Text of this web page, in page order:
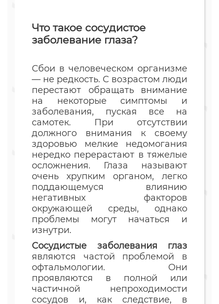
Что такое сосудистое
заболевание глаза?
Сбои в человеческом организме
— не редкость. С возрастом люди
перестают обращать внимание
на некоторые симптомы и
заболевания, пуская все на
самотек. При отсутствии
должного внимания к своему
здоровью мелкие недомогания
нередко перерастают в тяжелые
осложнения. Глаза называют
очень хрупким органом, легко
поддающемуся влиянию
негативных факторов
окружающей среды, однако
проблемы могут начаться и
изнутри.
Сосудистые заболевания глаз
являются частой проблемой в
офтальмологии. Они
проявляются в полной или
частичной непроходимости
сосудов и, как следствие, в